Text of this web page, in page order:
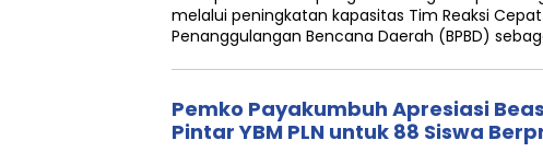
melalui peningkatan kapasitas Tim Reaksi
Penanggulangan Bencana Daerah (BPBD)
Pemko Payakumbuh Apresiasi
Pintar YBM PLN untuk 88 Siswa